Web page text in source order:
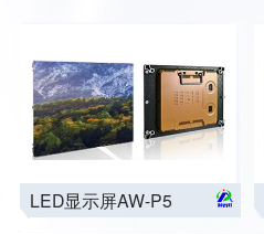
LED显示屏AW-P5